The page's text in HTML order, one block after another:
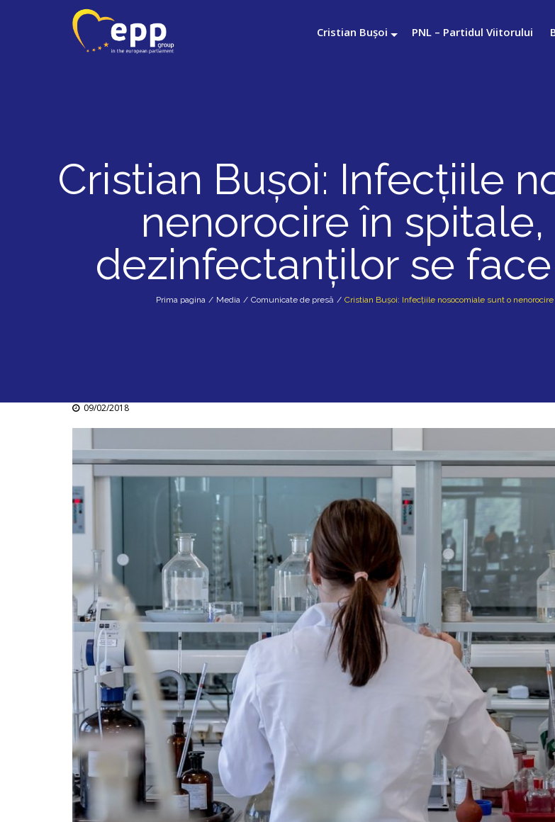
Cristian Bușoi PNL – Partidul Viitorului
Cristian Bușoi: Infecțiile
nenorocire în
dezinfectanților se
Prima pagina / Media / Comunicate de presă / Cristian Bușoi: Infecțiile nosocomiale sunt o
09/02/2018